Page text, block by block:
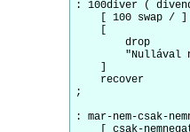
: 100diver (
[ 100 swap /
[
drop
]
recover
;
: mar-nem-csak-
[ csak-